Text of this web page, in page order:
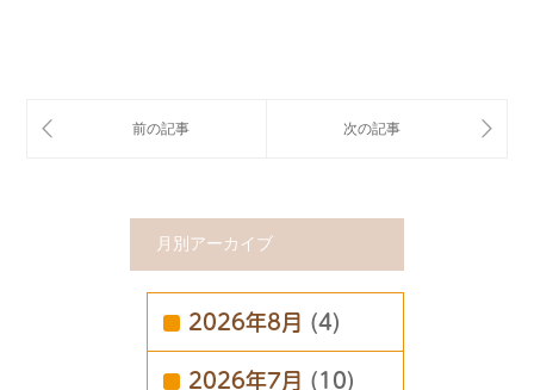
月別アーカイブ
2026年8月 (4)
2026年7月 (10)